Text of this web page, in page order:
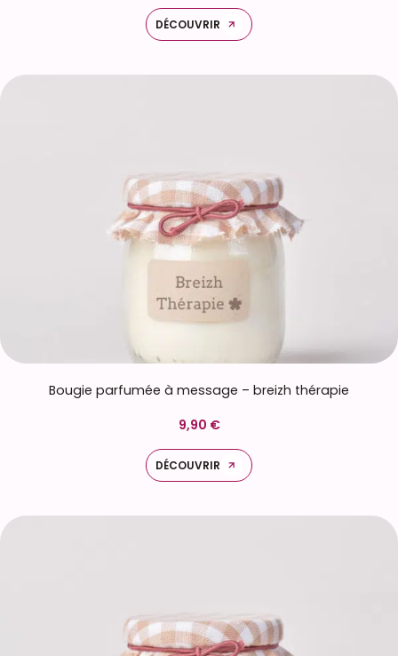
DÉCOUVRIR
Bougie parfumée à message – breizh thérapie
9,90 €
DÉCOUVRIR